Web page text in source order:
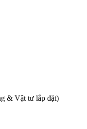
& Vật tư lắp đặt)